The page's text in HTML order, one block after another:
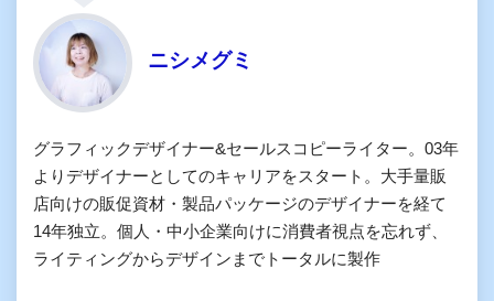
ニシメグミ
グラフィックデザイナー&セールスコピーライター。03年
よりデザイナーとしてのキャリアをスタート。大手量販
店向けの販促資材・製品パッケージのデザイナーを経て
14年独立。個人・中小企業向けに消費者視点を忘れず、
ライティングからデザインまでトータルに製作